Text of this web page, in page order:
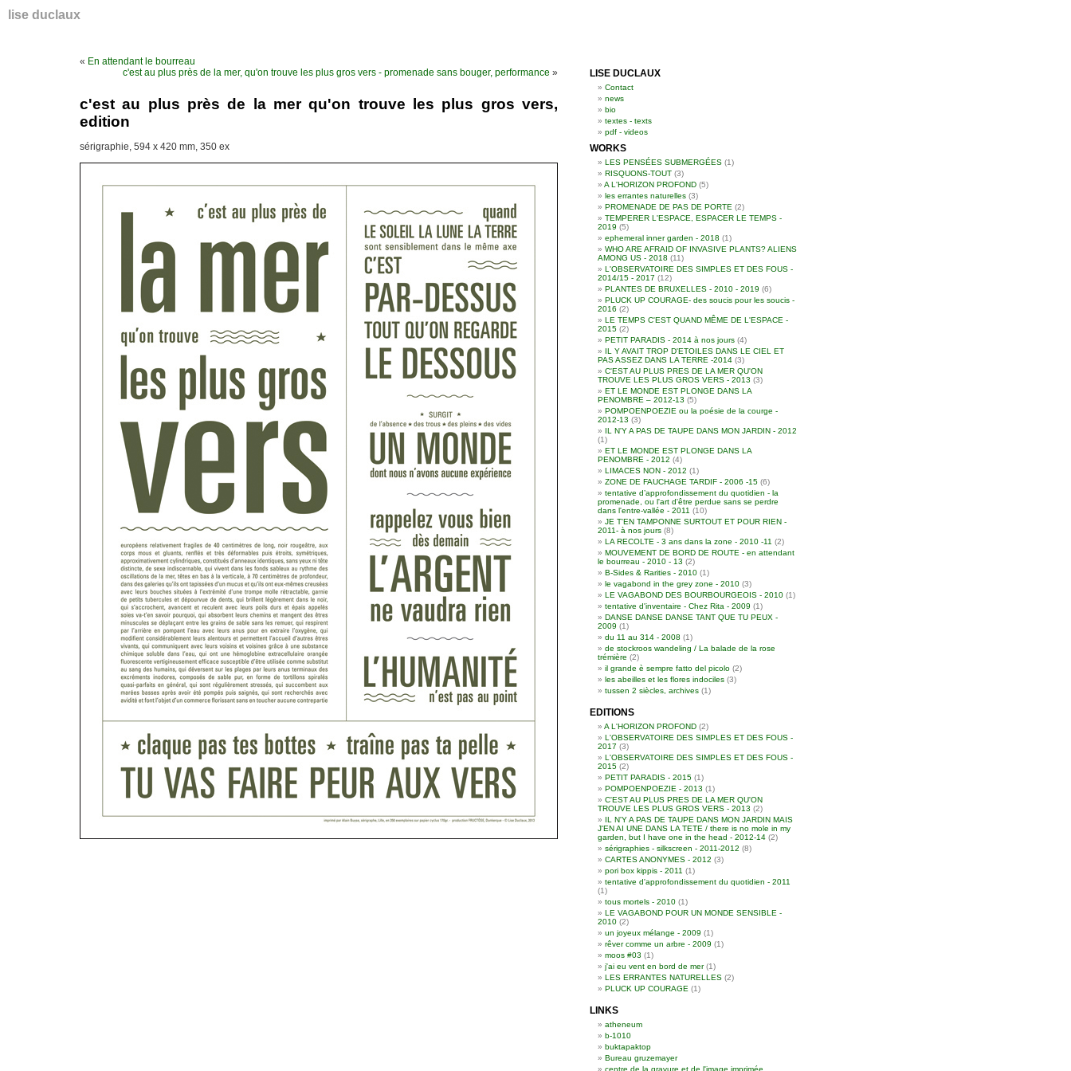
lise duclaux
« En attendant le bourreau
c'est au plus près de la mer, qu'on trouve les plus gros vers - promenade sans bouger, performance »
c'est au plus près de la mer qu'on trouve les plus gros vers,
edition
sérigraphie, 594 x 420 mm, 350 ex
LISE DUCLAUX
Contact
news
bio
textes - texts
pdf - videos
WORKS
LES PENSÉES SUBMERGÉES (1)
RISQUONS-TOUT (3)
A L'HORIZON PROFOND (5)
les errantes naturelles (3)
PROMENADE DE PAS DE PORTE (2)
TEMPERER L'ESPACE, ESPACER LE TEMPS -
2019 (5)
ephemeral inner garden - 2018 (1)
WHO ARE AFRAID OF INVASIVE PLANTS? ALIENS
AMONG US - 2018 (11)
L'OBSERVATOIRE DES SIMPLES ET DES FOUS -
2014/15 - 2017 (12)
PLANTES DE BRUXELLES - 2010 - 2019 (6)
PLUCK UP COURAGE- des soucis pour les soucis -
2016 (2)
LE TEMPS C'EST QUAND MÊME DE L'ESPACE -
2015 (2)
PETIT PARADIS - 2014 à nos jours (4)
IL Y AVAIT TROP D'ETOILES DANS LE CIEL ET
PAS ASSEZ DANS LA TERRE -2014 (3)
C'EST AU PLUS PRES DE LA MER QU'ON
TROUVE LES PLUS GROS VERS - 2013 (3)
ET LE MONDE EST PLONGE DANS LA
PENOMBRE – 2012-13 (5)
POMPOENPOEZIE ou la poésie de la courge -
2012-13 (3)
IL N'Y A PAS DE TAUPE DANS MON JARDIN - 2012
(1)
ET LE MONDE EST PLONGE DANS LA
PENOMBRE - 2012 (4)
LIMACES NON - 2012 (1)
ZONE DE FAUCHAGE TARDIF - 2006 -15 (6)
tentative d’approfondissement du quotidien - la
promenade, ou l'art d'être perdue sans se perdre
dans l'entre-vallée - 2011 (10)
JE T'EN TAMPONNE SURTOUT ET POUR RIEN -
2011- à nos jours (8)
LA RECOLTE - 3 ans dans la zone - 2010 -11 (2)
MOUVEMENT DE BORD DE ROUTE - en attendant
le bourreau - 2010 - 13 (2)
B-Sides & Rarities - 2010 (1)
le vagabond in the grey zone - 2010 (3)
LE VAGABOND DES BOURBOURGEOIS - 2010 (1)
tentative d'inventaire - Chez Rita - 2009 (1)
DANSE DANSE DANSE TANT QUE TU PEUX -
2009 (1)
du 11 au 314 - 2008 (1)
de stockroos wandeling / La balade de la rose
trémière (2)
il grande è sempre fatto del picolo (2)
les abeilles et les flores indociles (3)
tussen 2 siècles, archives (1)
EDITIONS
A L'HORIZON PROFOND (2)
L'OBSERVATOIRE DES SIMPLES ET DES FOUS -
2017 (3)
L'OBSERVATOIRE DES SIMPLES ET DES FOUS -
2015 (2)
PETIT PARADIS - 2015 (1)
POMPOENPOEZIE - 2013 (1)
C'EST AU PLUS PRES DE LA MER QU'ON
TROUVE LES PLUS GROS VERS - 2013 (2)
IL N'Y A PAS DE TAUPE DANS MON JARDIN MAIS
J'EN AI UNE DANS LA TETE / there is no mole in my
garden, but I have one in the head - 2012-14 (2)
sérigraphies - silkscreen - 2011-2012 (8)
CARTES ANONYMES - 2012 (3)
pori box kippis - 2011 (1)
tentative d'approfondissement du quotidien - 2011
(1)
tous mortels - 2010 (1)
LE VAGABOND POUR UN MONDE SENSIBLE -
2010 (2)
un joyeux mélange - 2009 (1)
rêver comme un arbre - 2009 (1)
moos #03 (1)
j'ai eu vent en bord de mer(1)
LES ERRANTES NATURELLES (2)
PLUCK UP COURAGE (1)
LINKS
atheneum
b-1010
buktapaktop
Bureau gruzemayer
centre de la gravure et de l'image imprimée